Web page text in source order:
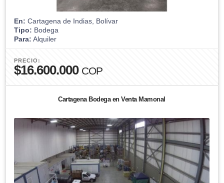
En: Cartagena de Indias, Bolívar
Tipo: Bodega
Para: Alquiler
PRECIO:
$16.600.000 COP
Cartagena Bodega en Venta Mamonal